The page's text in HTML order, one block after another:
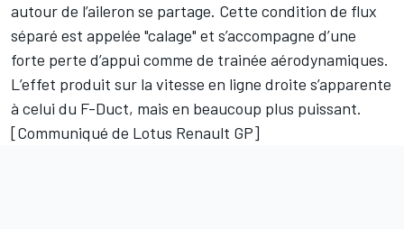
autour de l’aileron se partage. Cette condition de flux
séparé est appelée "calage" et s’accompagne d’une
forte perte d’appui comme de trainée aérodynamiques.
L’effet produit sur la vitesse en ligne droite s’apparente
à celui du F-Duct, mais en beaucoup plus puissant.
[Communiqué de Lotus Renault GP]